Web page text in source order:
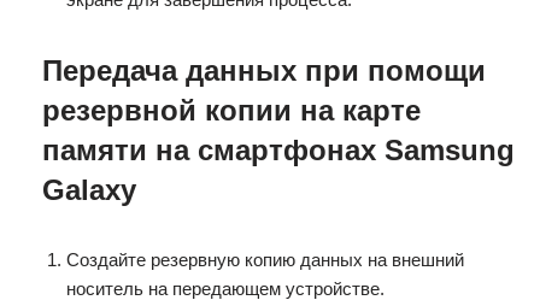
Передача данных при помощи
резервной копии на карте
памяти на смартфонах Samsung
Galaxy
Создайте резервную копию данных на внешний
носитель на передающем устройстве.